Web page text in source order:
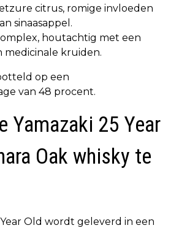
citrus, romige invloeden
sinaasappel.
houtachtig met een
medicinale kruiden.
op een
van 48 procent.
Yamazaki 25 Year
Oak whisky te
Year Old wordt geleverd in een